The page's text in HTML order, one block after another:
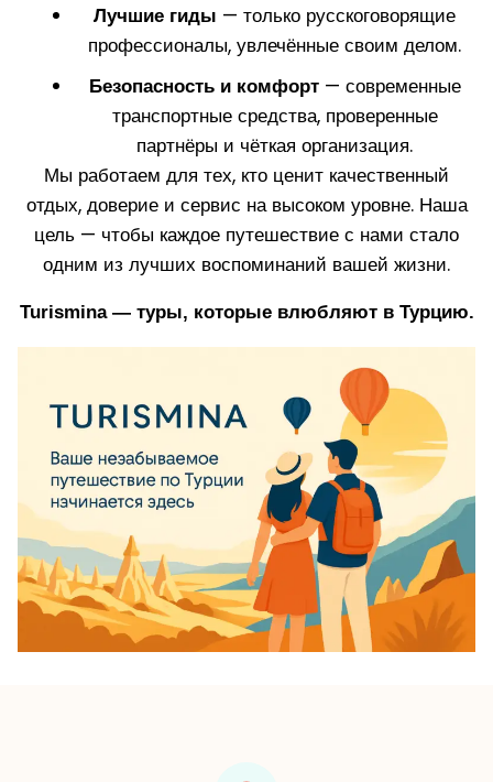
Лучшие гиды — только русскоговорящие
профессионалы, увлечённые своим делом.
Безопасность и комфорт— современные
транспортные средства, проверенные
партнёры и чёткая организация.
Мы работаем для тех, кто ценит качественный
отдых, доверие и сервис на высоком уровне. Наша
цель — чтобы каждое путешествие с нами стало
одним из лучших воспоминаний вашей жизни.
Turismina — туры, которые влюбляют в Турцию.